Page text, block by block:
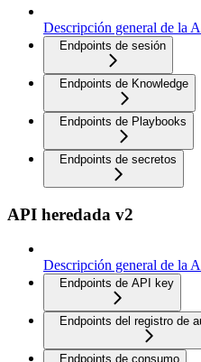
Descripción general de la
Endpoints de sesión
Endpoints de Knowledge
Endpoints de Playbooks
Endpoints de secretos
API heredada v2
Descripción general de la
Endpoints de API key
Endpoints del registro de
Endpoints de consumo